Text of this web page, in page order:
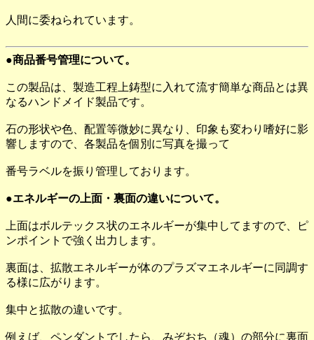
人間に委ねられています。
●商品番号管理について。
この製品は、製造工程上鋳型に入れて流す簡単な商品とは異
なるハンドメイド製品です。
石の形状や色、配置等微妙に異なり、印象も変わり嗜好に影
響しますので、各製品を個別に写真を撮って
番号ラベルを振り管理しております。
●エネルギーの上面・裏面の違いについて。
上面はボルテックス状のエネルギーが集中してますので、ピ
ンポイントで強く出力します。
裏面は、拡散エネルギーが体のプラズマエネルギーに同調す
る様に広がります。
集中と拡散の違いです。
例えば、ペンダントでしたら、みぞおち（魂）の部分に裏面